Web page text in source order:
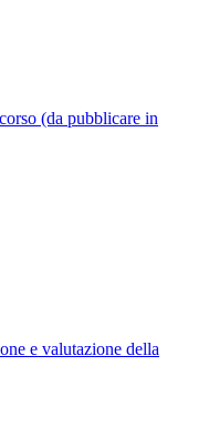
(da pubblicare in
e valutazione della